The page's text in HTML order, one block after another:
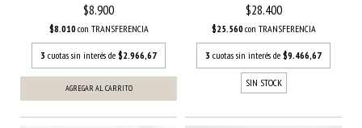
$8.900
$8.010con TRANSFERENCIA
3 cuotas sin interés de $2.966,67
AGREGAR AL CARRITO
$28.400
$25.560con TRANSFERENCIA
3 cuotas sin interés de $9.466,67
SIN STOCK